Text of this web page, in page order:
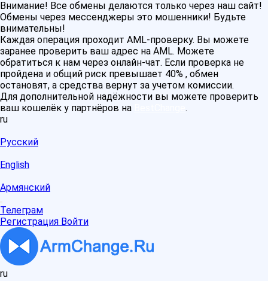
Внимание! Все обмены делаются только через наш сайт!
Обмены через мессенджеры это мошенники! Будьте
внимательны!
Каждая операция проходит AML-проверку. Вы можете
заранее проверить ваш адрес на AML. Можете
обратиться к нам через онлайн-чат. Если проверка не
пройдена и общий риск превышает 40% , обмен
остановят, а средства вернут за учетом комиссии.
Для дополнительной надёжности вы можете проверить
ваш кошелёк у партнёров на
.
ru
Русский
English
Армянский
Телеграм
Регистрация Войти
ru